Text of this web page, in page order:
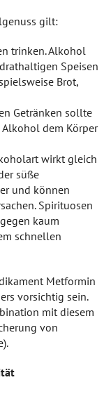
gilt:
trinken. Alkohol
Speisen
Brot,
Getränken sollte
Alkohol dem Körper
wirkt gleich
süße
und können
Spirituosen
kaum
schnellen
Metformin
vorsichtig sein.
mit diesem
von